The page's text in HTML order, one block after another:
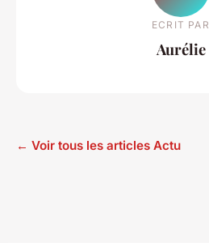
ECRIT PAR
Aurélie
← Voir tous les articles Actu